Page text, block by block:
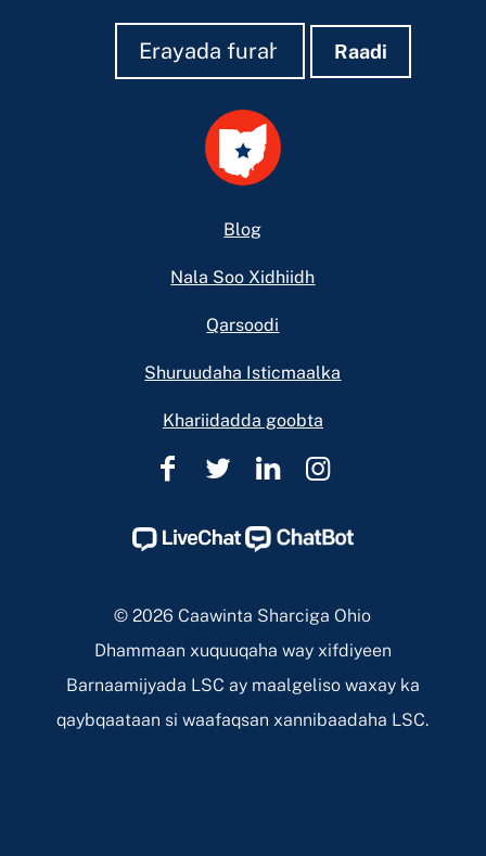
Raadi
Raadi Raadi
Blog
Nala Soo Xidhiidh
Qarsoodi
Shuruudaha Isticmaalka
Khariidadda goobta
Caawinta
Ohio
Page
Caawinta
Ohio
Page
Caawinta
Ohio
Page
Caawinta
Ohio
Page
© 2026 Caawinta Sharciga Ohio
Dhammaan xuquuqaha way xifdiyeen
Barnaamijyada LSC ay maalgeliso waxay ka
qaybqaataan si waafaqsan xannibaadaha LSC.